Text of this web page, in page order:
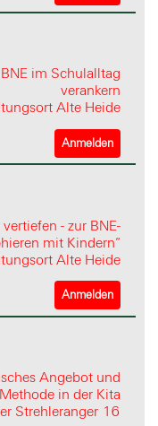
im Schulalltag
verankern
Alte Heide
Anmelden
- zur BNE-
mit Kindern“
Alte Heide
Anmelden
Angebot und
Methode in der Kita
Strehleranger 16